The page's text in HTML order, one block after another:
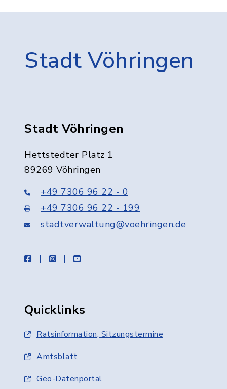
Stadt Vöhringen
Stadt Vöhringen
Hettstedter Platz 1
89269 Vöhringen
+49 7306 96 22 - 0
+49 7306 96 22 - 199
stadtverwaltung@voehringen.de
facebookinstagramyoutube
Quicklinks
Ratsinformation, Sitzungstermine
Amtsblatt
Geo-Datenportal